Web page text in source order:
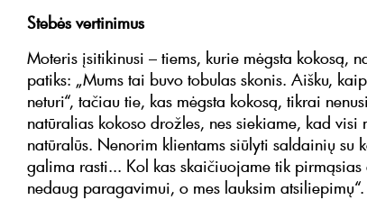
Stebės vertinimus
Moteris įsitikinusi – tiems, kurie mėgsta kokosą,
patiks: „Mums tai buvo tobulas skonis. Aišku,
neturi“, tačiau tie, kas mėgsta kokosą, tikrai
natūralias kokoso drožles, nes siekiame, kad
natūralūs. Nenorim klientams siūlyti saldainių su
galima rasti... Kol kas skaičiuojame tik
nedaug paragavimui, o mes lauksim atsiliepimų“.